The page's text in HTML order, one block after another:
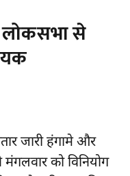
लोकसभा से
जारी हंगामे और
को विनियोग